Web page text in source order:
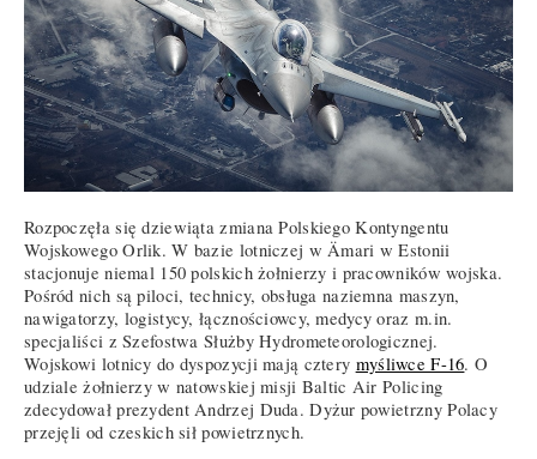
Rozpoczęła się dziewiąta zmiana Polskiego Kontyngentu
Wojskowego Orlik. W bazie lotniczej w Ämari w Estonii
stacjonuje niemal 150 polskich żołnierzy i pracowników wojska.
Pośród nich są piloci, technicy, obsługa naziemna maszyn,
nawigatorzy, logistycy, łącznościowcy, medycy oraz m.in.
specjaliści z Szefostwa Służby Hydrometeorologicznej.
Wojskowi lotnicy do dyspozycji mają cztery myśliwce F-16. O
udziale żołnierzy w natowskiej misji Baltic Air Policing
zdecydował prezydent Andrzej Duda. Dyżur powietrzny Polacy
przejęli od czeskich sił powietrznych.